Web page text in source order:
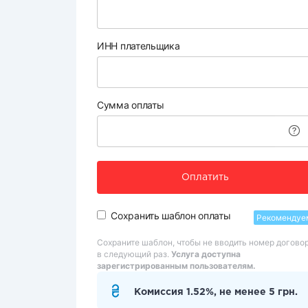
ИНН плательщика
Сумма оплаты
Оплатить
Сохранить шаблон оплаты
Сохраните шаблон, чтобы не вводить номер
в следующий раз. Услуга доступна
зарегистрированным пользователям.
Комиссия 1.52%, не менее 5 грн.